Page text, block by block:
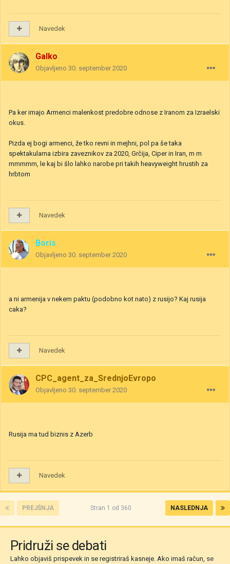
Navedek
Galko
Objavljeno 30. september 2020
Pa ker imajo Armenci malenkost predobre odnose z Iranom za Izraelski
okus.
Pizda ej bogi armenci, že tko revni in mejhni, pol pa še taka
spektakularna izbira zaveznikov za 2020, Grčija, Ciper in Iran, m m
mmmmm, le kaj bi šlo lahko narobe pri takih heavyweight hrustih za
hrbtom
Navedek
Boris
Objavljeno 30. september 2020
a ni armenija v nekem paktu (podobno kot nato) z rusijo? Kaj rusija
caka?
Navedek
CPC_agent_za_SrednjoEvropo
Objavljeno 30. september 2020
Rusija ma tud biznis z Azerb
Navedek
PREJŠNJA NASLEDNJA
Stran 1 od 360
Pridruži se debati
Lahko objaviš prispevek in se registriraš kasneje. Ako imaš račun, se